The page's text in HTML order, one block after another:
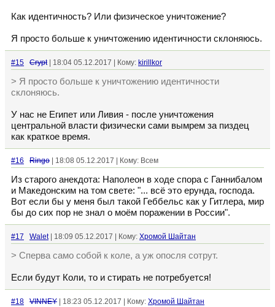
Как идентичность? Или физическое уничтожение?
Я просто больше к уничтожению идентичности склоняюсь.
#15 Crypt| 18:04 05.12.2017 | Кому: kirillkor
> Я просто больше к уничтожению идентичности
склоняюсь.
У нас не Египет или Ливия - после уничтожения
центральной власти физически сами вымрем за пиздец
как краткое время.
#16 Ringo | 18:08 05.12.2017 | Кому: Всем
Из старого анекдота: Наполеон в ходе спора с Ганнибалом
и Македонским на том свете: "... всё это ерунда, господа.
Вот если бы у меня был такой Геббельс как у Гитлера, мир
бы до сих пор не знал о моём поражении в России".
#17 Walet| 18:09 05.12.2017 | Кому: Хромой Шайтан
> Сперва само собой к коле, а уж опосля сотрут.
Если будут Коли, то и стирать не потребуется!
#18 VINNEY | 18:23 05.12.2017 | Кому: Хромой Шайтан